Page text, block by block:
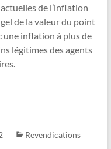
de l’inflation
de la valeur du point
une inflation à plus de
légitimes des agents
Revendications